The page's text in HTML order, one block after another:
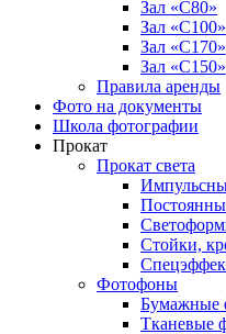
Зал «С80»
Зал «С100»
Зал «С170»
Зал «С150»
Правила аренды
Фото на документы
Школа фотографии
Прокат
Прокат света
Стойки,
Фотофоны
Бумажные
Тканевые